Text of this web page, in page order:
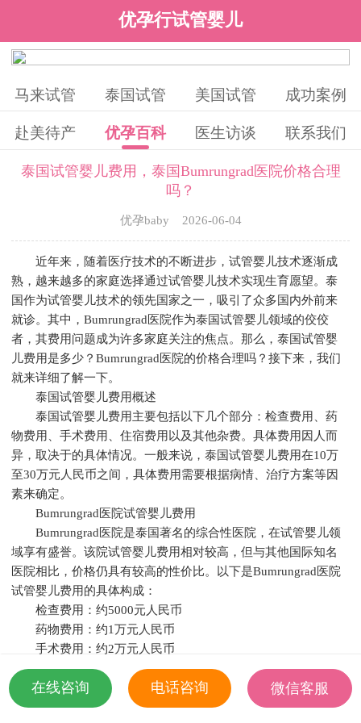
优孕行试管婴儿
马来试管 泰国试管 美国试管 成功案例
赴美待产 优孕百科 医生访谈 联系我们
泰国试管婴儿费用，泰国Bumrungrad医院价格合理
吗？
优孕baby 2026-06-04
近年来，随着医疗技术的不断进步，试管婴儿技术逐渐成
熟，越来越多的家庭选择通过试管婴儿技术实现生育愿望。泰
国作为试管婴儿技术的领先国家之一，吸引了众多国内外前来
就诊。其中，Bumrungrad医院作为泰国试管婴儿领域的佼佼
者，其费用问题成为许多家庭关注的焦点。那么，泰国试管婴
儿费用是多少？Bumrungrad医院的价格合理吗？接下来，我们
就来详细了解一下。
泰国试管婴儿费用概述
泰国试管婴儿费用主要包括以下几个部分：检查费用、药
物费用、手术费用、住宿费用以及其他杂费。具体费用因人而
异，取决于的具体情况。一般来说，泰国试管婴儿费用在10万
至30万元人民币之间，具体费用需要根据病情、治疗方案等因
素来确定。
Bumrungrad医院试管婴儿费用
Bumrungrad医院是泰国著名的综合性医院，在试管婴儿领
域享有盛誉。该院试管婴儿费用相对较高，但与其他国际知名
医院相比，价格仍具有较高的性价比。以下是Bumrungrad医院
试管婴儿费用的具体构成：
检查费用：约5000元人民币
药物费用：约1万元人民币
手术费用：约2万元人民币
住宿费用：约1万元人民币
其他杂费：约5000元人民币
综上所述，Bumrungrad医院试管婴儿费用约为5万元人民
在线咨询 电话咨询
微信客服